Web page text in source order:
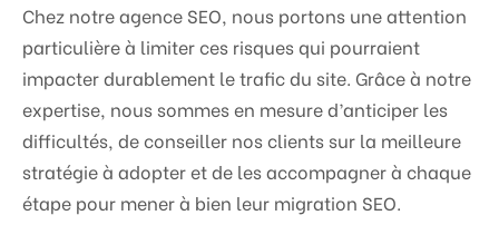
Chez notre agence SEO, nous portons une attention
particulière à limiter ces risques qui pourraient
impacter durablement le trafic du site. Grâce à notre
expertise, nous sommes en mesure d’anticiper les
difficultés, de conseiller nos clients sur la meilleure
stratégie à adopter et de les accompagner à chaque
étape pour mener à bien leur migration SEO.